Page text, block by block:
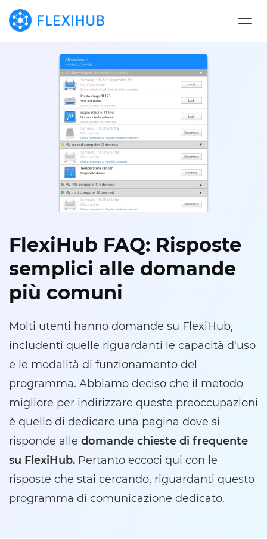
FlexiHub FAQ: Risposte
semplici alle domande
più comuni
Molti utenti hanno domande su FlexiHub,
includenti quelle riguardanti le capacità d'uso
e le modalità di funzionamento del
programma. Abbiamo deciso che il metodo
migliore per indirizzare queste preoccupazioni
è quello di dedicare una pagina dove si
risponde alle domande chieste di frequente
su FlexiHub. Pertanto eccoci qui con le
risposte che stai cercando, riguardanti questo
programma di comunicazione dedicato.